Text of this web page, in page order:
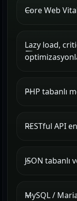
Core Web
Lazy load,
PHP tabanlı
RESTful API
JSON tabanlı
MySQL /